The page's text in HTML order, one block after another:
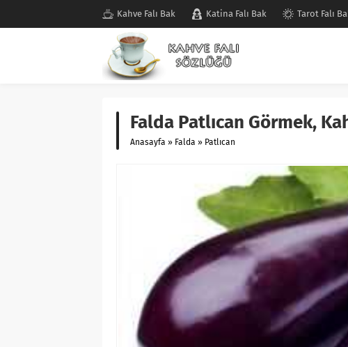
Kahve Falı Bak Katina Falı Bak Tarot Falı
Falda Patlıcan Görmek,
Anasayfa » Falda » Patlıcan